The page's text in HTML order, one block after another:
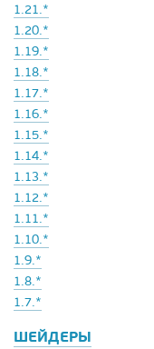
1.21.*
1.20.*
1.19.*
1.18.*
1.17.*
1.16.*
1.15.*
1.14.*
1.13.*
1.12.*
1.11.*
1.10.*
1.9.*
1.8.*
1.7.*
ШЕЙДЕРЫ